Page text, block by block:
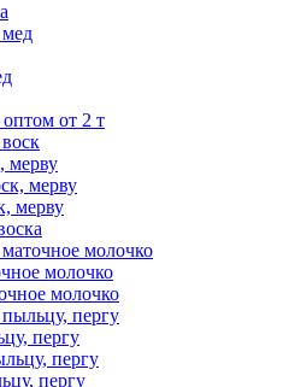
от 2 т
мерву
мерву
мерву
молочко
молочко
молочко
пергу
пергу
пергу
пергу